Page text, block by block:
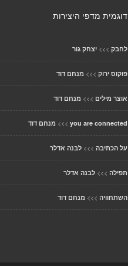
דוגמית מדפי היצירות
לחבק >>> יצחק גור
פוקוס ירוק >>> מנחם דוד
אוצר מילים >>> מנחם דוד
you are connected
>>> מנחם דוד
על הכתיבה >>> לבנה אדלר
תפילה >>> לבנה אדלר
השתחוויה >>> מנחם דוד